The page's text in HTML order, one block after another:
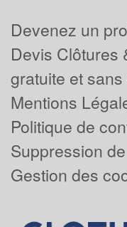
Devenez un
Devis Clôtures
gratuite et
Mentions
Politique de
Suppression
Gestion des